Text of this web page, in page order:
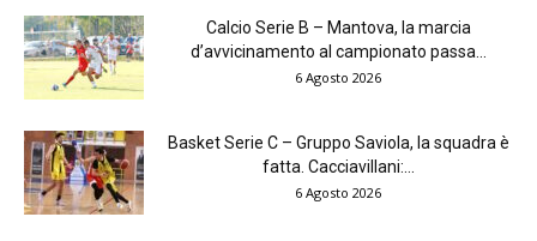
Calcio Serie B – Mantova, la marcia
d’avvicinamento al campionato passa...
6 Agosto 2026
Basket Serie C – Gruppo Saviola, la squadra è
fatta. Cacciavillani:...
6 Agosto 2026